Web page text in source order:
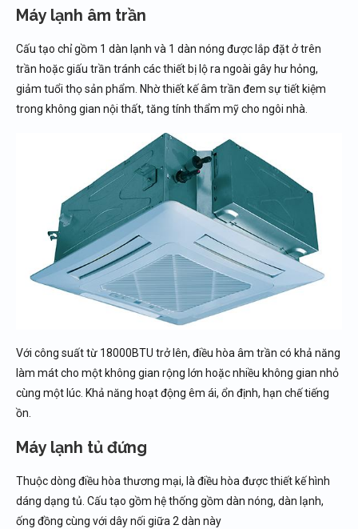
Máy lạnh âm trần
Cấu tạo chỉ gồm 1 dàn lạnh và 1 dàn nóng được lắp đặt ở trên
trần hoặc giấu trần tránh các thiết bị lộ ra ngoài gây hư hỏng,
giảm tuổi thọ sản phẩm. Nhờ thiết kế âm trần đem sự tiết kiệm
trong không gian nội thất, tăng tính thẩm mỹ cho ngôi nhà.
Với công suất từ 18000BTU trở lên, điều hòa âm trần có khả năng
làm mát cho một không gian rộng lớn hoặc nhiều không gian nhỏ
cùng một lúc. Khả năng hoạt động êm ái, ổn định, hạn chế tiếng
ồn.
Máy lạnh tủ đứng
Thuộc dòng điều hòa thương mại, là điều hòa được thiết kế hình
dáng dạng tủ. Cấu tạo gồm hệ thống gồm dàn nóng, dàn lạnh,
ống đồng cùng với dây nối giữa 2 dàn này